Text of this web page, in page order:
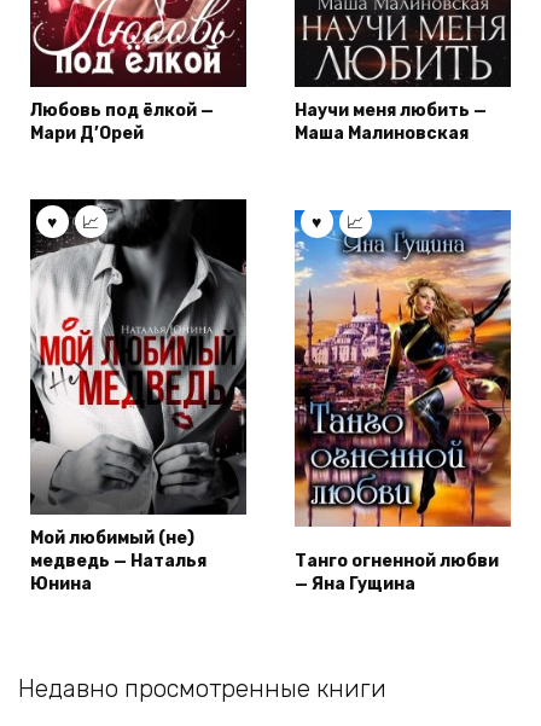
Любовь под ёлкой —
Мари Д’Орей
Научи меня любить —
Маша Малиновская
Мой любимый (не)
медведь — Наталья
Юнина
Танго огненной любви
— Яна Гущина
Недавно просмотренные книги